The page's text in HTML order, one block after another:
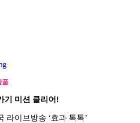
품
기 미션 클리어!
라이브방송 ‘효과 톡톡’